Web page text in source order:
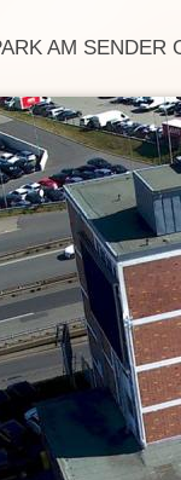
AM SENDER